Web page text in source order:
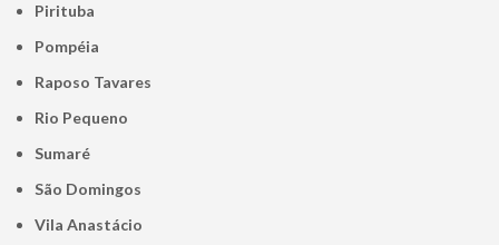
Pirituba
Pompéia
Raposo Tavares
Rio Pequeno
Sumaré
São Domingos
Vila Anastácio